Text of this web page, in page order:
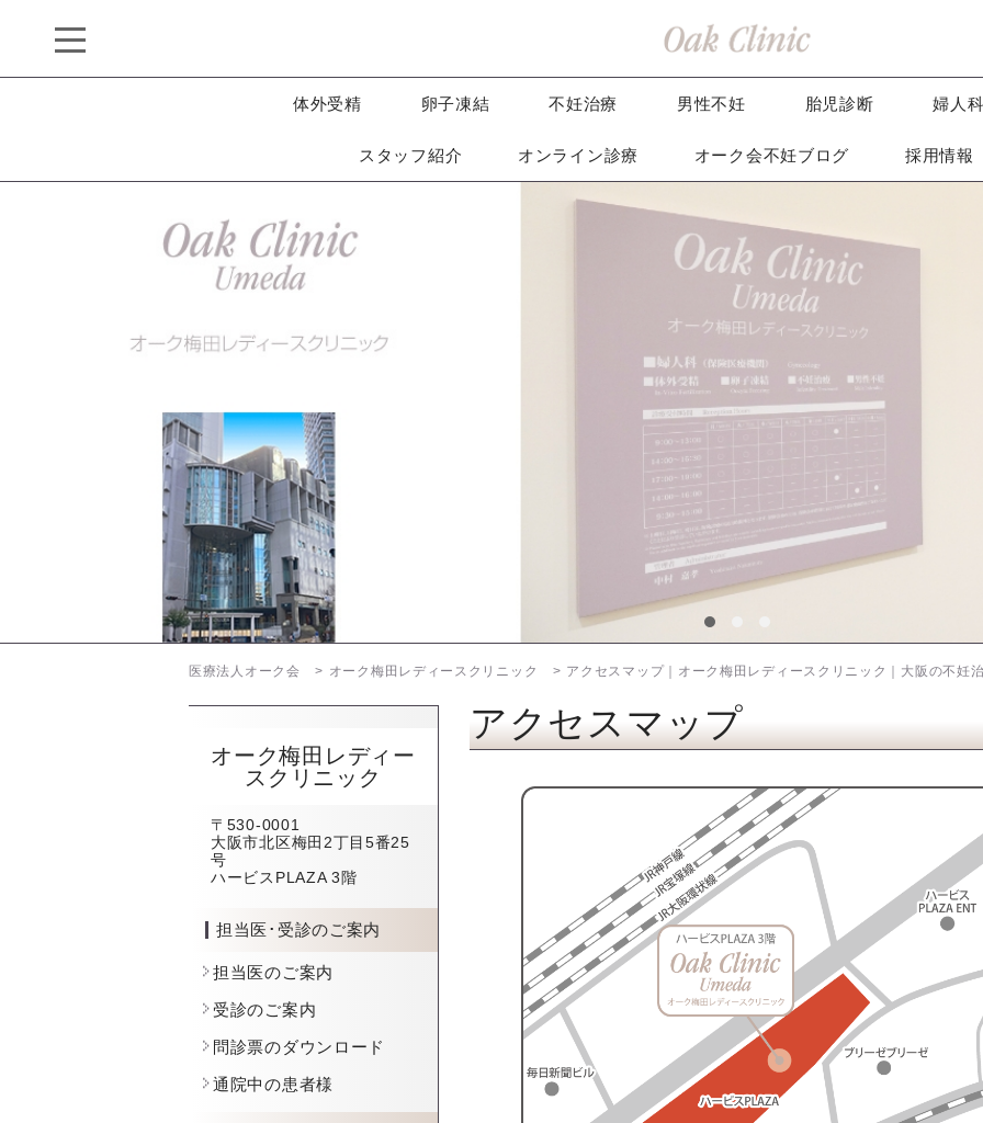
体外受精 卵子凍結 不妊治療 男性不妊 胎児診断 婦人
スタッフ紹介 オンライン診療 オーク会不妊ブログ 採用情報
医療法人オーク会 オーク梅田レディースクリニック アクセスマップ｜オーク梅田レディースクリニック｜大阪の不妊
アクセスマップ
オーク梅田レディー
スクリニック
〒530-0001
大阪市北区梅田2丁目5番25
号
ハービスPLAZA 3階
担当医･受診のご案内
担当医のご案内
受診のご案内
問診票のダウンロード
通院中の患者様